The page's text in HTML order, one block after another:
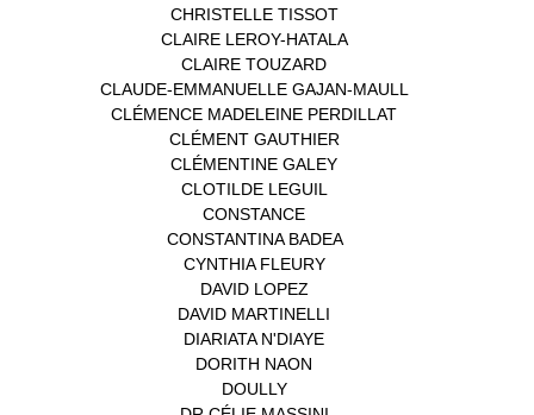
CHRISTELLE TISSOT(2)
CLAIRE LEROY-HATALA(1)
CLAIRE TOUZARD
CLAUDE-EMMANUELLE GAJAN-MAULL
CLÉMENCE MADELEINE PERDILLAT
CLÉMENT GAUTHIER
CLÉMENTINE GALEY
CLOTILDE LEGUIL
CONSTANCE
CONSTANTINA BADEA(1)
CYNTHIA FLEURY(2)
DAVID LOPEZ
DAVID MARTINELLI
DIARIATA N'DIAYE
DORITH NAON
DOULLY(1)